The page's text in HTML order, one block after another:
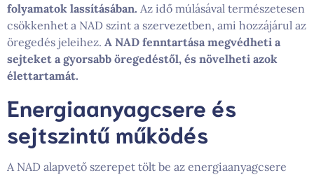
folyamatok lassításában. Az idő múlásával természetesen
csökkenhet a NAD szint a szervezetben, ami hozzájárul az
öregedés jeleihez. A NAD fenntartása megvédheti a
sejteket a gyorsabb öregedéstől, és növelheti azok
élettartamát.
Energiaanyagcsere és
sejtszintű működés
A NAD alapvető szerepet tölt be az energiaanyagcsere